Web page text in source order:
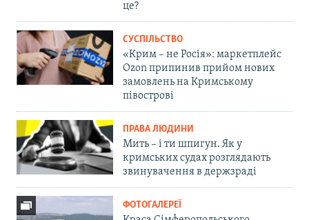
це?
СУСПІЛЬСТВО
«Крим – не Росія»: маркетплейс
Ozon припинив прийом нових
замовлень на Кримському
півострові
ПРАВА ЛЮДИНИ
Мить – і ти шпигун. Як у
кримських судах розглядають
звинувачення в держзраді
ФОТОГАЛЕРЕЇ